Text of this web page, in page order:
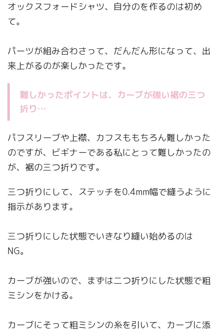
オックスフォードシャツ、自分のを作るのは初め
て。
パーツが組み合わさって、だんだん形になって、出
来上がるのが楽しかったです。
難しかったポイントは、カーブが強い裾の三つ
折り…
パフスリーブや上襟、カフスももちろん難しかった
のですが、ビギナーである私にとって難しかったの
が、裾の三つ折りです。
三つ折りにして、ステッチを0.4mm幅で縫うように
指示があります。
三つ折りにした状態でいきなり縫い始めるのは
NG。
カーブが強いので、まずは二つ折りにした状態で粗
ミシンをかける。
カーブにそって粗ミシンの糸を引いて、カーブに添